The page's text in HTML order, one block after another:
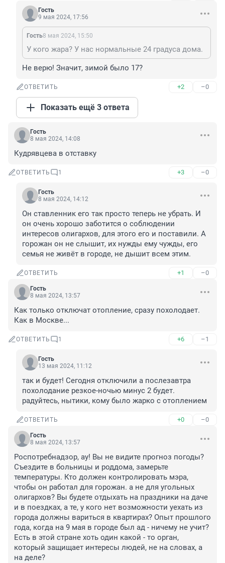
Гость
9 мая 2024, 17:56
Гость8 мая 2024, 15:50
У кого жара? У нас нормальные 24 градуса дома.
Не верю! Значит, зимой было 17?
ОТВЕТИТЬ +2 –0
Показать ещё 3 ответа
Гость
8 мая 2024, 14:08
Кудрявцева в отставку
ОТВЕТИТЬ 1 +3 –0
Гость
8 мая 2024, 14:12
Он ставленник его так просто теперь не убрать. И
он очень хорошо заботится о соблюдении
интересов олигархов, для этого его и поставили. А
горожан он не слышит, их нужды ему чужды, его
семья не живёт в городе, не дышит всем этим.
ОТВЕТИТЬ +1 –0
Гость
8 мая 2024, 13:57
Как только отключат отопление, сразу похолодает.
Как в Москве...
ОТВЕТИТЬ 1 +6 –1
Гость
13 мая 2024, 11:12
так и будет! Сегодня отключили а послезавтра
похолодание резкое-ночью минус 2 будет.
радуйтесь, нытики, кому было жарко с отоплением
ОТВЕТИТЬ +0 –0
Гость
8 мая 2024, 13:57
Роспотребнадзор, ау! Вы не видите прогноз погоды?
Съездите в больницы и роддома, замерьте
температуры. Кто должен контролировать мэра,
чтобы он работал для горожан. а не для угольных
олигархов? Вы будете отдыхать на праздники на даче
и в поездках, а те, у кого нет возможности уехать из
города должны вариться в квартирах? Опыт прошлого
года, когда на 9 мая в городе был ад - ничему не учит?
Есть в этой стране хоть один какой - то орган,
который защищает интересы людей, не на словах, а
на деле?